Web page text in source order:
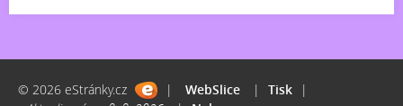
© 2026 eStránky.cz | WebSlice | Tisk
|